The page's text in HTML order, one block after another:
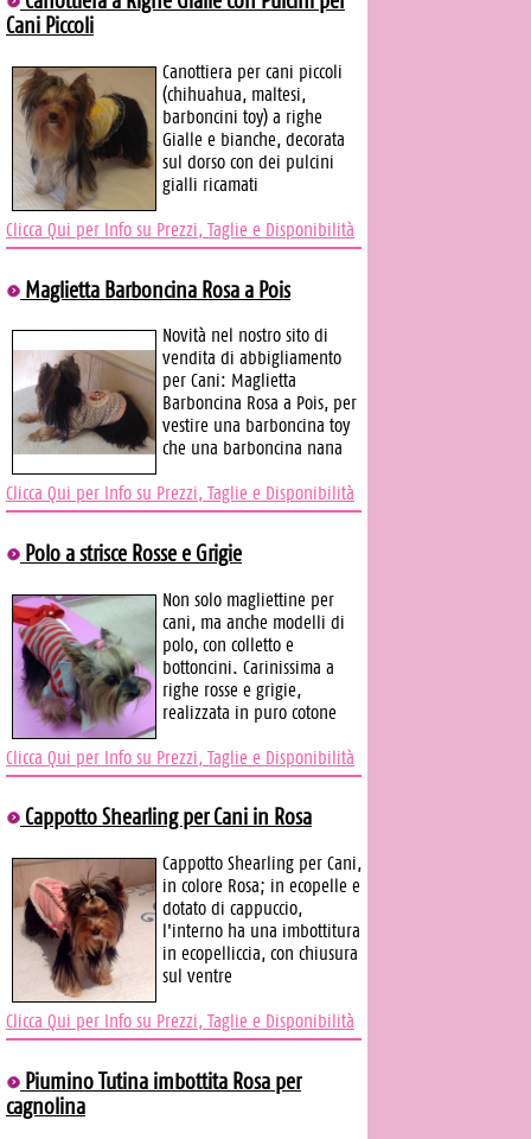
Cani Piccoli
Canottiera per cani piccoli
(chihuahua, maltesi,
barboncini toy) a righe
Gialle e bianche, decorata
sul dorso con dei pulcini
gialli ricamati
Clicca Qui per Info su Prezzi, Taglie e Disponibilità
Maglietta Barboncina Rosa a Pois
Novità nel nostro sito di
vendita di abbigliamento
per Cani: Maglietta
Barboncina Rosa a Pois, per
vestire una barboncina toy
che una barboncina nana
Clicca Qui per Info su Prezzi, Taglie e Disponibilità
Polo a strisce Rosse e Grigie
Non solo magliettine per
cani, ma anche modelli di
polo, con colletto e
bottoncini. Carinissima a
righe rosse e grigie,
realizzata in puro cotone
Clicca Qui per Info su Prezzi, Taglie e Disponibilità
Cappotto Shearling per Cani in Rosa
Cappotto Shearling per Cani,
in colore Rosa; in ecopelle e
dotato di cappuccio,
l'interno ha una imbottitura
in ecopelliccia, con chiusura
sul ventre
Clicca Qui per Info su Prezzi, Taglie e Disponibilità
Piumino Tutina imbottita Rosa per
cagnolina